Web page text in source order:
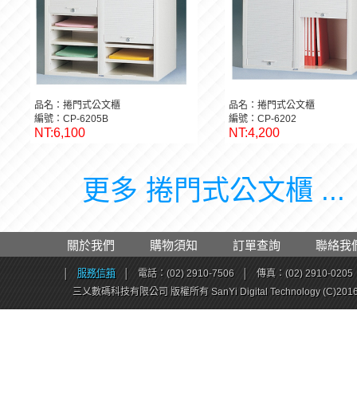
品名：捲門式公文櫃
編號：CP-6205B
NT:6,100
品名：捲門式公文櫃
編號：CP-6202
NT:4,200
更多 捲門式公文櫃 ...
關於我們 購物須知 訂單查詢 聯絡我
服務信箱 電話：(02) 2910-7506
傳真：(02) 2910-0205
三乂數碼科技有限公司 版權所有 SanYi Digital Technology